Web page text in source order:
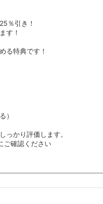
％引き！
す！
る特典です！
）
っかり評価します。
ご確認ください